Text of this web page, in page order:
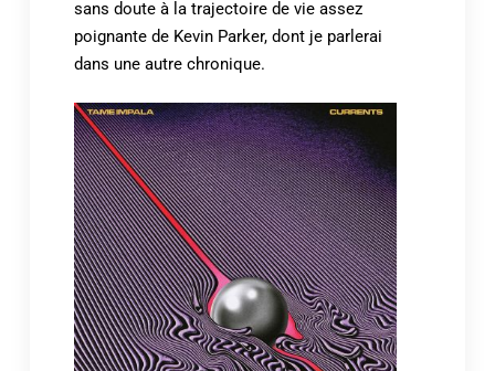
sans doute à la trajectoire de vie assez
poignante de Kevin Parker, dont je parlerai
dans une autre chronique.